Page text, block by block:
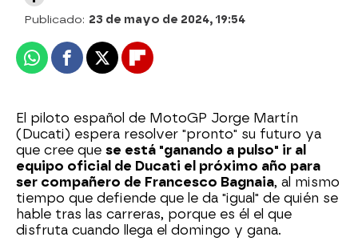
Publicado: 23 de mayo de 2024, 19:54
WhatsappFacebook
X Flipboard
El piloto español de MotoGP Jorge Martín
(Ducati) espera resolver "pronto" su futuro ya
que cree que se está "ganando a pulso" ir al
equipo oficial de Ducati el próximo año para
ser compañero de Francesco Bagnaia, al mismo
tiempo que defiende que le da "igual" de quién se
hable tras las carreras, porque es él el que
disfruta cuando llega el domingo y gana.